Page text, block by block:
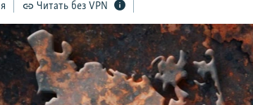
Читать без VPN